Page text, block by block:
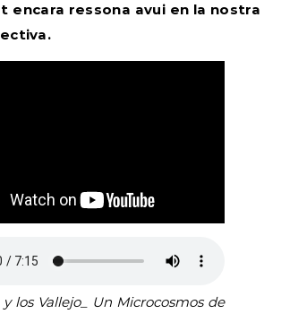
encara ressona avui en la nostra
los Vallejo_ Un Microcosmos de